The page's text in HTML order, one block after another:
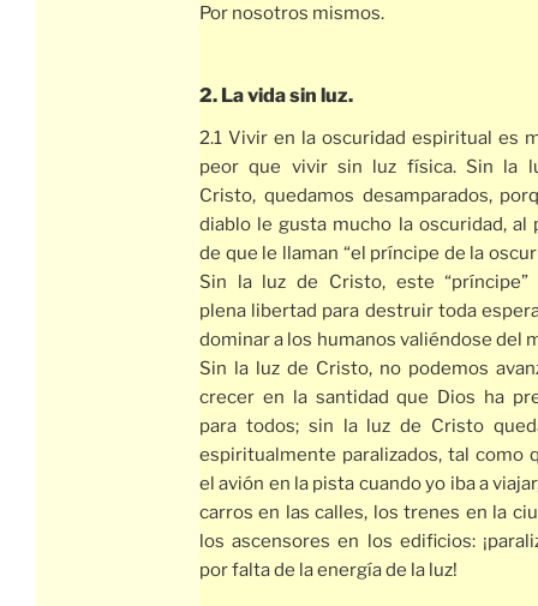
Por nosotros mismos.
2. La vida sin luz.
2.1 Vivir en la oscuridad espiritual es
peor que vivir sin luz física. Sin la
Cristo, quedamos desamparados,
diablo le gusta mucho la oscuridad, al
de que le llaman “el príncipe de la
Sin la luz de Cristo, este “príncipe”
plena libertad para destruir toda
dominar a los humanos valiéndose del
Sin la luz de Cristo, no podemos
crecer en la santidad que Dios ha
para todos; sin la luz de Cristo
espiritualmente paralizados, tal como
el avión en la pista cuando yo iba a
carros en las calles, los trenes en la
los ascensores en los edificios:
por falta de la energía de la luz!